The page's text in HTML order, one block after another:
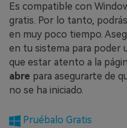
Es compatible con
gratis. Por lo tanto,
en muy poco tiempo.
en tu sistema para poder
que estar atento a la
abre para asegurarte de
no se ha iniciado.
Pruébalo Gratis